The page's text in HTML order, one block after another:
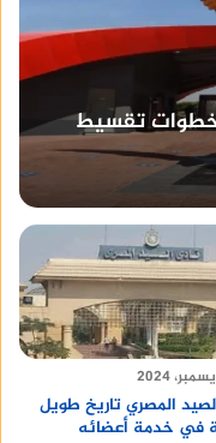
تقسيط
المصري تاريخ طويل
في خدمة أعضائه